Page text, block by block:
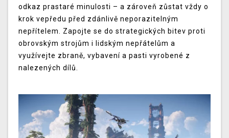
odkaz prastaré minulosti – a zároveň zůstat vždy o
krok vepředu před zdánlivě neporazitelným
nepřítelem. Zapojte se do strategických bitev proti
obrovským strojům i lidským nepřátelům a
využívejte zbraně, vybavení a pasti vyrobené z
nalezených dílů.